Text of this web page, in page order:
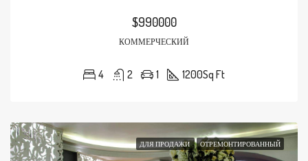
$990000
КОММЕРЧЕСКИЙ
4 2 1 1200Sq Ft
ДЛЯ ПРОДАЖИ ОТРЕМОНТИРОВАННЫЙ